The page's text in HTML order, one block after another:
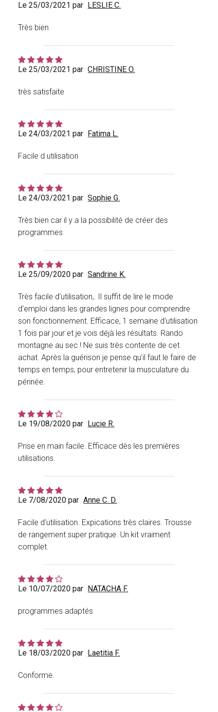
Le 25/03/2021 par LESLIE C.
Très bien
Le 25/03/2021 par CHRISTINE O.
très satisfaite
Le 24/03/2021 par Fatima L.
Facile d utilisation
Le 24/03/2021 par Sophie G.
Très bien car il y a la possibilité de créer des
programmes
Le 25/09/2020 par Sandrine K.
Très facile d'utilisation,. Il suffit de lire le mode
d'emploi dans les grandes lignes pour comprendre
son fonctionnement. Efficace, 1 semaine d'utilisation
1 fois par jour et je vois déjà les résultats. Rando
montagne au sec ! Ne suis très contente de cet
achat. Après la guérison je pense qu'il faut le faire de
temps en temps, pour entretenir la musculature du
périnée.
Le 19/08/2020 par Lucie R.
Prise en main facile. Efficace dès les premières
utilisations.
Le 7/08/2020 par Anne C. D.
Facile d'utilisation. Expications très claires. Trousse
de rangement super pratique. Un kit vraiment
complet.
Le 10/07/2020 par NATACHA F.
programmes adaptés
Le 18/03/2020 par Laetitia F.
Conforme.